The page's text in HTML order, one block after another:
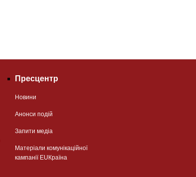
Пресцентр
Новини
Анонси подій
Запити медіа
Матеріали комунікаційної
кампанії EUКраїна